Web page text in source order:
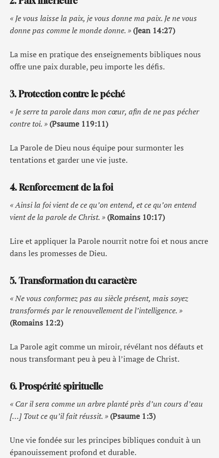
« Je vous laisse la paix, je vous donne ma paix. Je ne vous
donne pas comme le monde donne. » (Jean 14:27)
La mise en pratique des enseignements bibliques nous
offre une paix durable, peu importe les défis.
3. Protection contre le péché
« Je serre ta parole dans mon cœur, afin de ne pas pécher
contre toi. » (Psaume 119:11)
La Parole de Dieu nous équipe pour surmonter les
tentations et garder une vie juste.
4. Renforcement de la foi
« Ainsi la foi vient de ce qu’on entend, et ce qu’on entend
vient de la parole de Christ. » (Romains 10:17)
Lire et appliquer la Parole nourrit notre foi et nous ancre
dans les promesses de Dieu.
5. Transformation du caractère
« Ne vous conformez pas au siècle présent, mais soyez
transformés par le renouvellement de l’intelligence. »
(Romains 12:2)
La Parole agit comme un miroir, révélant nos défauts et
nous transformant peu à peu à l’image de Christ.
6. Prospérité spirituelle
« Car il sera comme un arbre planté près d’un cours d’eau
[…] Tout ce qu’il fait réussit. » (Psaume 1:3)
Une vie fondée sur les principes bibliques conduit à un
épanouissement profond et durable.